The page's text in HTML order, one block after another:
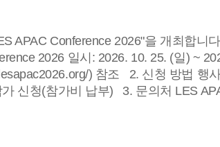
Conference 2026"을 개최합니
2026 일시: 2026. 10. 25. (일) ~
) 참조 2. 신청 방법 행
신청(참가비 납부) 3. 문의처 LES